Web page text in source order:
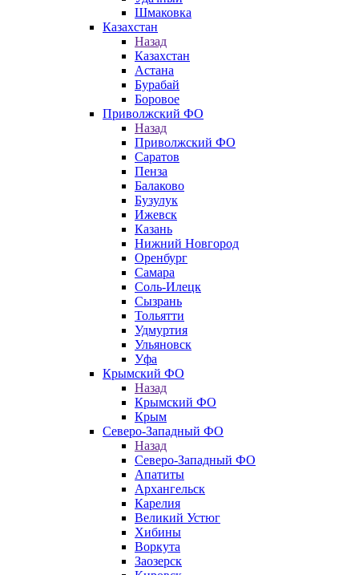
Шмаковка
Казахстан
Назад
Казахстан
Астана
Бурабай
Боровое
Приволжский ФО
Назад
Приволжский ФО
Саратов
Пенза
Балаково
Бузулук
Ижевск
Казань
Нижний Новгород
Оренбург
Самара
Соль-Илецк
Сызрань
Тольятти
Удмуртия
Ульяновск
Уфа
Крымский ФО
Назад
Крымский ФО
Крым
Северо-Западный ФО
Назад
Северо-Западный ФО
Апатиты
Архангельск
Карелия
Великий Устюг
Хибины
Воркута
Заозерск